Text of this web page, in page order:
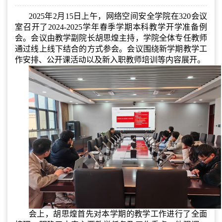
2025年2月15日上午，网络空间安全学院在320会议
室召开了2024-2025学年春季学期本科教学开学准备例
会。会议由教学副院长胡思煌主持，学院全体专任教师
通过线上线下结合的方式参会。会议围绕新学期教学工
作安排、公开课活动以及新入职教师培训等内容展开。
会上，胡思煌首先对本学期的教学工作进行了全面